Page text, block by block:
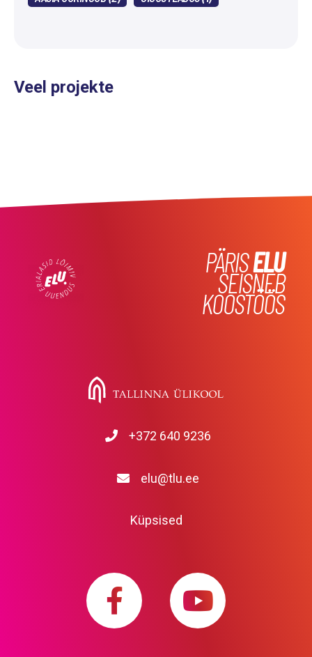
Veel projekte
+372 640 9236
elu@tlu.ee
Küpsised
PÄRISELU
SEISNEB
KOOSTÖÖS